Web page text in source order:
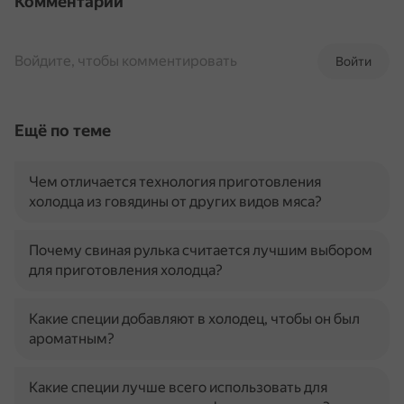
Войти
Войдите, чтобы комментировать
Ещё по теме
Чем отличается технология приготовления
холодца из говядины от других видов мяса?
Почему свиная рулька считается лучшим выбором
для приготовления холодца?
Какие специи добавляют в холодец, чтобы он был
ароматным?
Какие специи лучше всего использовать для